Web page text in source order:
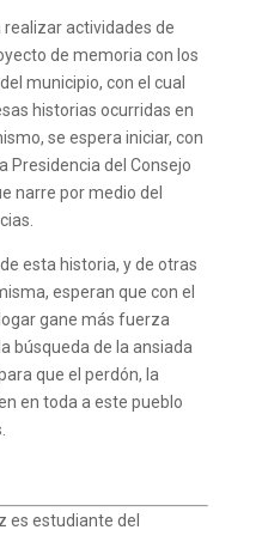
actividades de
de memoria con los
municipio, con el cual
historias ocurridas en
se espera iniciar, con
Presidencia del Consejo
narre por medio del
esta historia, y de otras
esperan que con el
gane más fuerza
búsqueda de la ansiada
que el perdón, la
en toda a este pueblo
es estudiante del